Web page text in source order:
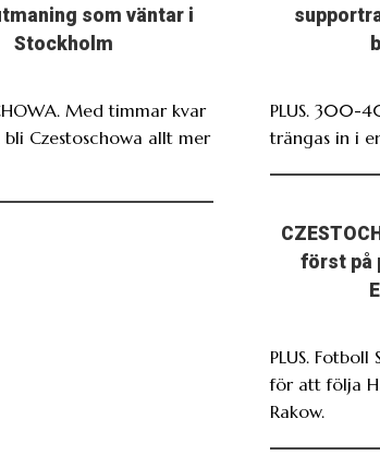
som väntar i
Stockholm
Med timmar kvar
Czestoschowa allt mer
PLUS. 300-
trängas in i
först på
PLUS.
för att följa
Rakow.